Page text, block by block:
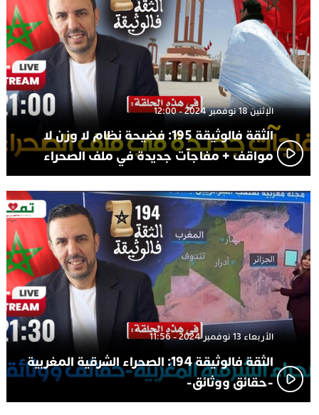
الإثنين 18 نوفمبر 2024 - 12:00
الثقة فالوثيقة 195: فضيحة نظام لا وزن لا
مواقف + مفاجآت جديدة في ملف الصحراء
الأربعاء 13 نوفمبر 2024 - 11:56
الثقة فالوثيقة 194: الصحراء الشرقية المغربية
-حقائق ووثائق-